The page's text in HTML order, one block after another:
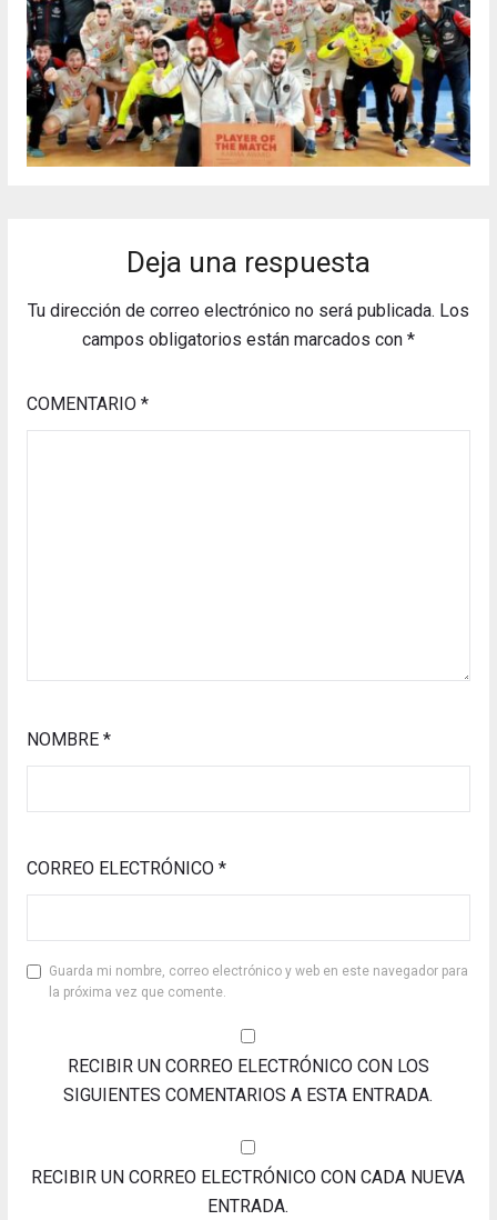
Deja una respuesta
Tu dirección de correo electrónico no será publicada. Los
campos obligatorios están marcados con *
COMENTARIO*
NOMBRE*
CORREO ELECTRÓNICO*
Guarda mi nombre, correo electrónico y web en este navegador para
la próxima vez que comente.
RECIBIR UN CORREO ELECTRÓNICO CON LOS
SIGUIENTES COMENTARIOS A ESTA ENTRADA.
RECIBIR UN CORREO ELECTRÓNICO CON CADA NUEVA
ENTRADA.